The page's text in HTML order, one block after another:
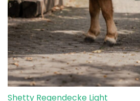
Shetty Regendecke Light